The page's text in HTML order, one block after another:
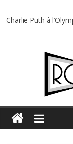
Charlie Puth à
Festival Triptyque :
Hellfest 2026
Hellfest 2026 jeudi
Première édition